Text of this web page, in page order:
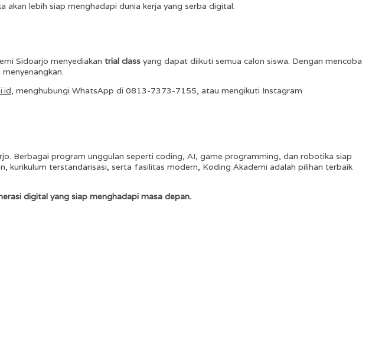
akan lebih siap menghadapi dunia kerja yang serba digital.
Sidoarjo menyediakan trial class yang dapat diikuti semua calon siswa. Dengan mencoba
, menghubungi WhatsApp di 0813-7373-7155, atau mengikuti Instagram
Berbagai program unggulan seperti coding, AI, game programming, dan robotika siap
kurikulum terstandarisasi, serta fasilitas modern, Koding Akademi adalah pilihan terbaik
digital yang siap menghadapi masa depan.